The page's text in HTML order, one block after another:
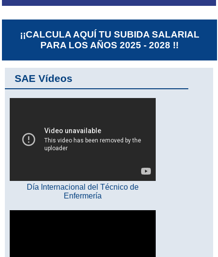
¡¡CALCULA AQUÍ TU SUBIDA SALARIAL
PARA LOS AÑOS 2025 - 2028 !!
SAE Vídeos
Día Internacional del Técnico de
Enfermería